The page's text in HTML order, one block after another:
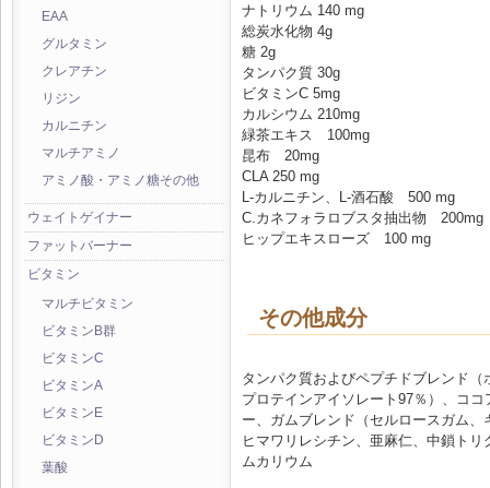
EAA
グルタミン
クレアチン
リジン
カルニチン
マルチアミノ
アミノ酸・アミノ糖その他
ウェイトゲイナー
ファットバーナー
ビタミン
マルチビタミン
ビタミンB群
ビタミンC
ビタミンA
ビタミンE
ビタミンD
葉酸
ナトリウム 140 mg
総炭水化物 4g
糖 2g
タンパク質 30g
ビタミンC 5mg
カルシウム 210mg
緑茶エキス 100mg
昆布 20mg
CLA 250 mg
L-カルニチン、L-酒石酸 500 mg
C.カネフォラロブスタ抽出物
ヒップエキスローズ 100 mg
その他成分
タンパク質およびペプチドブレンド
プロテインアイソレート97％）、コ
ー、ガムブレンド（セルロースガム
ヒマワリレシチン、亜麻仁、中鎖ト
ムカリウム